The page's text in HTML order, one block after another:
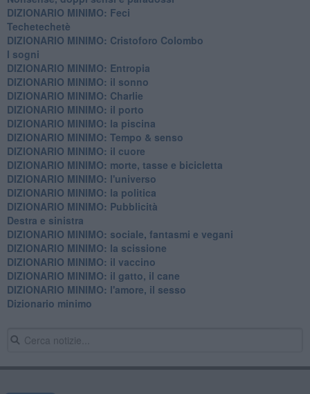
DIZIONARIO MINIMO: Feci
Techetechetè
DIZIONARIO MINIMO: Cristoforo Colombo
I sogni
DIZIONARIO MINIMO: Entropia
DIZIONARIO MINIMO: il sonno
DIZIONARIO MINIMO: Charlie
DIZIONARIO MINIMO: il porto
DIZIONARIO MINIMO: la piscina
DIZIONARIO MINIMO: Tempo & senso
DIZIONARIO MINIMO: il cuore
DIZIONARIO MINIMO: morte, tasse e bicicletta
DIZIONARIO MINIMO: l'universo
DIZIONARIO MINIMO: la politica
DIZIONARIO MINIMO: Pubblicità
Destra e sinistra
DIZIONARIO MINIMO: sociale, fantasmi e vegani
DIZIONARIO MINIMO: la scissione
DIZIONARIO MINIMO: il vaccino
DIZIONARIO MINIMO: il gatto, il cane
DIZIONARIO MINIMO: l'amore, il sesso
Dizionario minimo